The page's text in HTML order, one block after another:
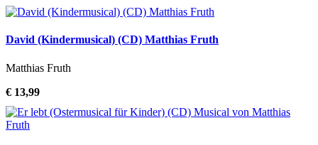
David (Kindermusical) (CD) Matthias Fruth
Matthias Fruth
€ 13,99